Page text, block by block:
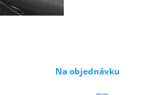
Na objednávku